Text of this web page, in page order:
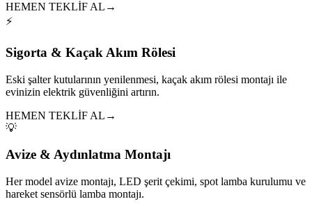
HEMEN TEKLİF AL →
⚡
Sigorta & Kaçak Akım Rölesi
Eski şalter kutularının yenilenmesi, kaçak akım rölesi montajı ile
evinizin elektrik güvenliğini artırın.
HEMEN TEKLİF AL →
💡
Avize & Aydınlatma Montajı
Her model avize montajı, LED şerit çekimi, spot lamba kurulumu ve
hareket sensörlü lamba montajı.